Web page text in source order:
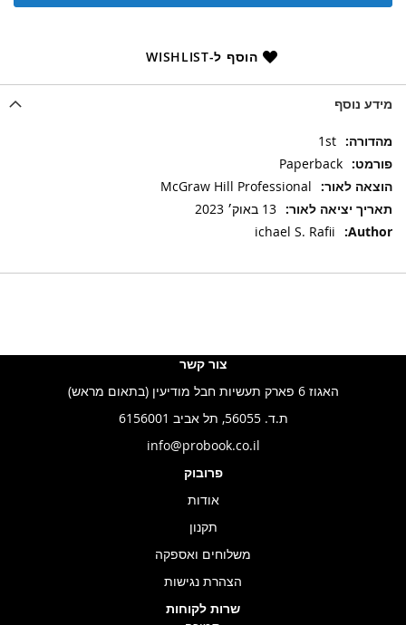
הוסף ל-WISHLIST
מידע נוסף
מידע
נוסף
1st
Paperback
McGraw Hill Professional
13 באוק׳ 2023
ichael S. Rafii
צור קשר
האגוז 6 פארק תעשיות חבל מודיעין (בתאום מראש)
ת.ד. 56055, תל אביב 6156001
info@probook.co.il
פרובוק
אודות
תקנון
משלוחים ואספקה
הצהרת נגישות
שרות לקוחות